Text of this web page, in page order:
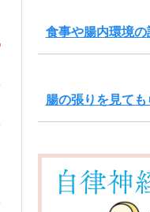
食事や腸内環境
腸の張りを見て